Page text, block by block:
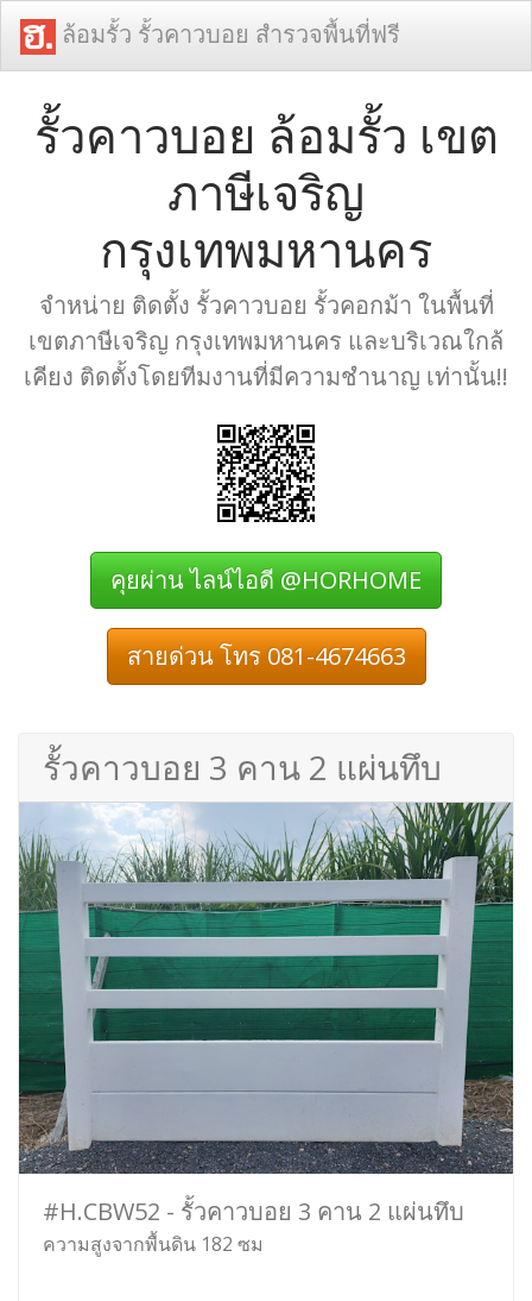
ล้อมรั้ว รั้วคาวบอย สำรวจพื้นที่ฟรี
รั้วคาวบอย ล้อมรั้ว เขต
ภาษีเจริญ
กรุงเทพมหานคร
จำหน่าย ติดตั้ง รั้วคาวบอย รั้วคอกม้า ในพื้นที่
เขตภาษีเจริญ กรุงเทพมหานคร และบริเวณใกล้
เคียง ติดตั้งโดยทีมงานที่มีความชำนาญ เท่านั้น!!
คุยผ่าน ไลน์ไอดี @HORHOME
สายด่วน โทร 081-4674663
รั้วคาวบอย 3 คาน 2 แผ่นทึบ
#H.CBW52 - รั้วคาวบอย 3 คาน 2 แผ่นทึบ
ความสูงจากพื้นดิน 182 ซม